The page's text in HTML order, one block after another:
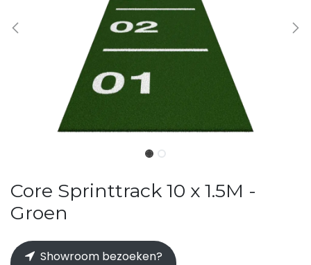
Core Sprinttrack 10 x 1.5M -
Groen
Showroom bezoeken?